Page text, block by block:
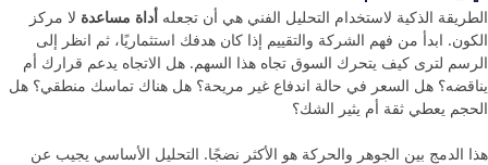
الطريقة الذكية لاستخدام التحليل الفني هي أن تجعله أداة مساعدة لا مركز
الكون. ابدأ من فهم الشركة والتقييم إذا كان هدفك استثماريًا، ثم انظر إلى
الرسم لترى كيف يتحرك السوق تجاه هذا السهم. هل الاتجاه يدعم قرارك أم
يناقضه؟ هل السعر في حالة اندفاع غير مريحة؟ هل هناك تماسك منطقي؟ هل
الحجم يعطي ثقة أم يثير الشك؟
هذا الدمج بين الجوهر والحركة هو الأكثر نضجًا. التحليل الأساسي يجيب عن